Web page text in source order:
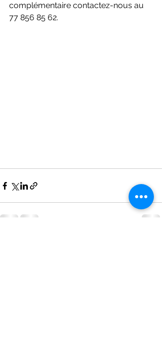
complémentaire contactez-nous au
77 856 85 62.